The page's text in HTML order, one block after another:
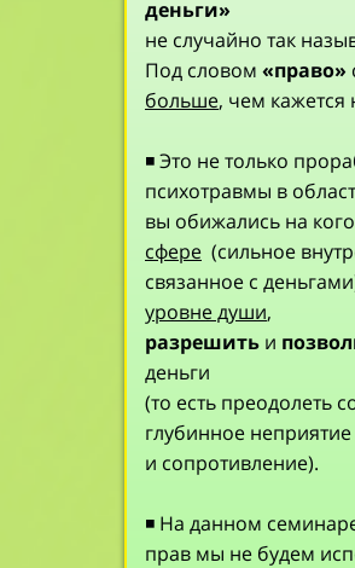
деньги»
не случайно так
Под словом «право»
больше, чем кажется
◾ Это не только
психотравмы в
вы обижались на
сфере (сильное
связанное с
уровне души,
разрешить и
деньги
(то есть преодолеть
глубинное неприятие
и сопротивление).
◾ На данном
прав мы не будем